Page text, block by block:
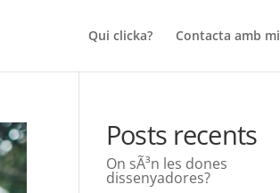
Qui clicka? Contacta amb mi
Posts recents
On sÃ³n les dones
dissenyadores?